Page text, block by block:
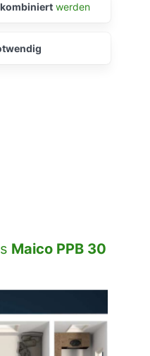
kombiniert werden
Maico PPB 30